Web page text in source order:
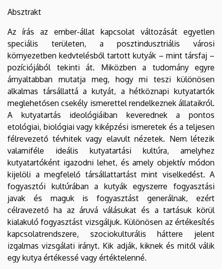
Absztrakt
Az írás az ember-állat kapcsolat változását egyetlen
speciális területen, a posztindusztriális városi
környezetben kedvtelésből tartott kutyák – mint társfaj –
pozíciójából tekinti át. Miközben a tudomány egyre
árnyaltabban mutatja meg, hogy mi teszi különösen
alkalmas társállattá a kutyát, a hétköznapi kutyatartók
meglehetősen csekély ismerettel rendelkeznek állataikról.
A kutyatartás ideológiáiban keverednek a pontos
etológiai, biológiai vagy kiképzési ismeretek és a teljesen
félrevezető tévhitek vagy elavult nézetek. Nem létezik
valamiféle ideális kutyatartási kultúra, amelyhez
kutyatartóként igazodni lehet, és amely objektív módon
kijelöli a megfelelő társállattartást mint viselkedést. A
fogyasztói kultúrában a kutyák egyszerre fogyasztási
javak és maguk is fogyasztást generálnak, ezért
célravezető ha az áruvá válásukat és a tartásuk körül
kialakuló fogyasztást vizsgáljuk. Különösen az értékesítés
kapcsolatrendszere, szociokulturális háttere jelent
izgalmas vizsgálati irányt. Kik adják, kiknek és mitől válik
egy kutya értékessé vagy értéktelenné.